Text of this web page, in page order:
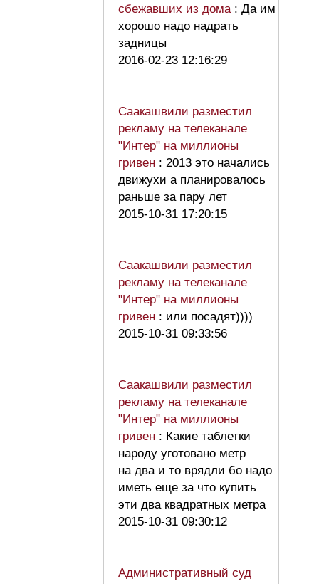
сбежавших из дома : Да им
хорошо надо надрать
задницы
2016-02-23 12:16:29
Саакашвили разместил
рекламу на телеканале
"Интер" на миллионы
гривен : 2013 это начались
движухи а планировалось
раньше за пару лет
2015-10-31 17:20:15
Саакашвили разместил
рекламу на телеканале
"Интер" на миллионы
гривен : или посадят))))
2015-10-31 09:33:56
Саакашвили разместил
рекламу на телеканале
"Интер" на миллионы
гривен : Какие таблетки
народу уготовано метр
на два и то врядли бо надо
иметь еще за что купить
эти два квадратных метра
2015-10-31 09:30:12
Административный суд